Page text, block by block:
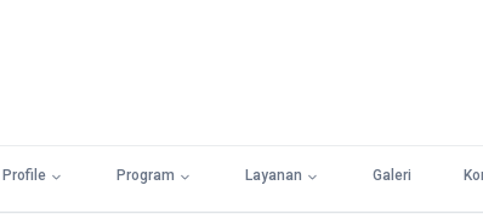
Profile Program Layanan Galeri